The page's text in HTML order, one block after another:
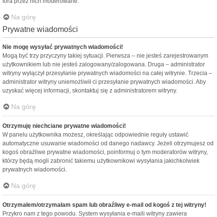
Na górę
Prywatne wiadomości
Nie mogę wysyłać prywatnych wiadomości!
Mogą być trzy przyczyny takiej sytuacji. Pierwsza – nie jesteś zarejestrowanym
użytkownikiem lub nie jesteś zalogowany/zalogowana. Druga – administrator
witryny wyłączył przesyłanie prywatnych wiadomości na całej witrynie. Trzecia –
administrator witryny uniemożliwił ci przesyłanie prywatnych wiadomości. Aby
uzyskać więcej informacji, skontaktuj się z administratorem witryny.
Na górę
Otrzymuję niechciane prywatne wiadomości!
W panelu użytkownika możesz, określając odpowiednie reguły ustawić
automatyczne usuwanie wiadomości od danego nadawcy. Jeżeli otrzymujesz od
kogoś obraźliwe prywatne wiadomości, poinformuj o tym moderatorów witryny,
którzy będą mogli zabronić takiemu użytkownikowi wysyłania jakichkolwiek
prywatnych wiadomości.
Na górę
Otrzymałem/otrzymałam spam lub obraźliwy e-mail od kogoś z tej witryny!
Przykro nam z tego powodu. System wysyłania e-maili witryny zawiera